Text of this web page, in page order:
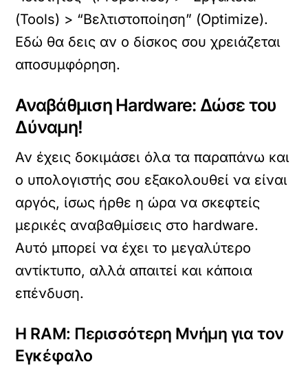
(Tools) > “Βελτιστοποίηση” (Optimize).
Εδώ θα δεις αν ο δίσκος σου χρειάζεται
αποσυμφόρηση.
Αναβάθμιση Hardware: Δώσε του
Δύναμη!
Αν έχεις δοκιμάσει όλα τα παραπάνω και
ο υπολογιστής σου εξακολουθεί να είναι
αργός, ίσως ήρθε η ώρα να σκεφτείς
μερικές αναβαθμίσεις στο hardware.
Αυτό μπορεί να έχει το μεγαλύτερο
αντίκτυπο, αλλά απαιτεί και κάποια
επένδυση.
Η RAM: Περισσότερη Μνήμη για τον
Εγκέφαλο